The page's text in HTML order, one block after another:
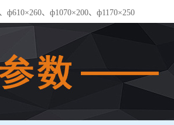
ф610×260、ф1070×200、ф1170×250